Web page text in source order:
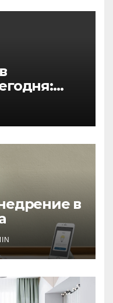
России
в